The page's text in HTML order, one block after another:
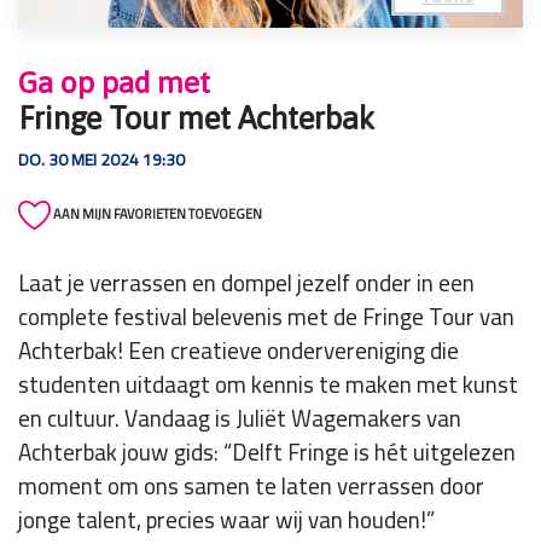
Ga op pad met
Fringe Tour met Achterbak
DO. 30 MEI 2024 19:30
AAN MIJN FAVORIETEN TOEVOEGEN
Laat je verrassen en dompel jezelf onder in een
complete festival belevenis met de Fringe Tour van
Achterbak! Een creatieve ondervereniging die
studenten uitdaagt om kennis te maken met kunst
en cultuur. Vandaag is Juliët Wagemakers van
Achterbak jouw gids: “Delft Fringe is hét uitgelezen
moment om ons samen te laten verrassen door
jonge talent, precies waar wij van houden!”